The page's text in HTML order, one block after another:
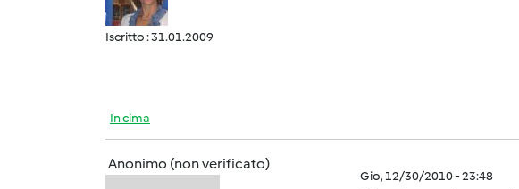
Iscritto : 31.01.2009
In cima
Anonimo (non verificato)
Gio, 12/30/2010 - 23:48